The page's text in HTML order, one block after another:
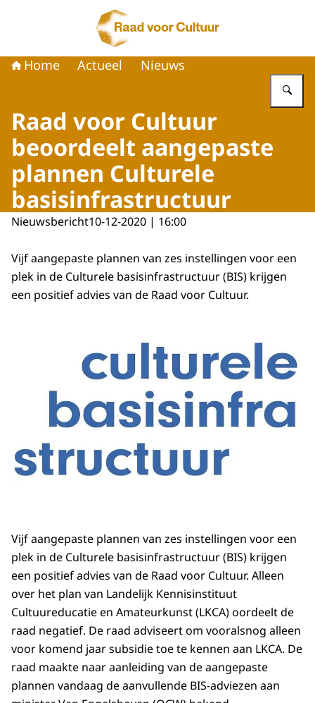
Naar de homepage van Raad voor Cultuur
Home Actueel Nieuws
Raad voor Cultuur
beoordeelt aangepaste
plannen Culturele
basisinfrastructuur
Nieuwsbericht10-12-2020 | 16:00
Vijf aangepaste plannen van zes instellingen voor een
plek in de Culturele basisinfrastructuur (BIS) krijgen
een positief advies van de Raad voor Cultuur.
Vijf aangepaste plannen van zes instellingen voor een
plek in de Culturele basisinfrastructuur (BIS) krijgen
een positief advies van de Raad voor Cultuur. Alleen
over het plan van Landelijk Kennisinstituut
Cultuureducatie en Amateurkunst (LKCA) oordeelt de
raad negatief. De raad adviseert om vooralsnog alleen
voor komend jaar subsidie toe te kennen aan LKCA. De
raad maakte naar aanleiding van de aangepaste
plannen vandaag de aanvullende BIS-adviezen aan